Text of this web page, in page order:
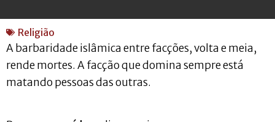
Religião
A barbaridade islâmica entre facções, volta e meia,
rende mortes. A facção que domina sempre está
matando pessoas das outras.